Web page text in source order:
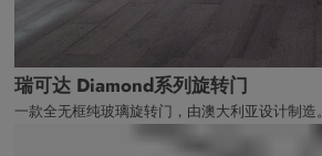
瑞可达 Diamond系列旋转门
一款全无框纯玻璃旋转门，由澳大利亚设计制造。